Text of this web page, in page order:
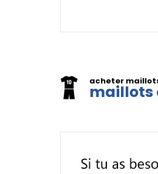
acheter
maillots